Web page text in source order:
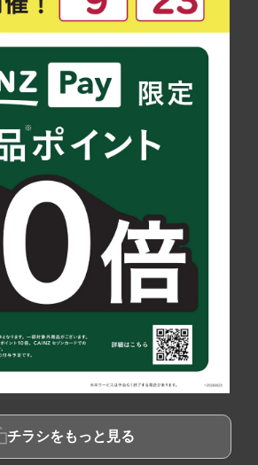
チラシをもっと見る